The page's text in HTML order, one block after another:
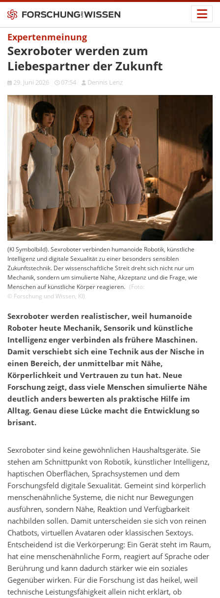
Expertenmeinung
Sexroboter werden zum
Liebespartner der Zukunft
29. Juni 2026 07:54 Dennis Lenz
(KI Symbolbild). Sexroboter verbinden humanoide Robotik, künstliche
Intelligenz und digitale Sexualität zu einer besonders sensiblen
Zukunftstechnik. Der wissenschaftliche Streit dreht sich nicht nur um
Mechanik, sondern um simulierte Nähe, Akzeptanz und die Frage, wie
Menschen auf künstliche Körper reagieren. (Foto:
© Forschung und Wissen, KI)
Sexroboter werden realistischer, weil humanoide
Roboter heute Mechanik, Sensorik und künstliche
Intelligenz enger verbinden als frühere Maschinen.
Damit verschiebt sich eine Technik aus der Nische in
einen Bereich, der unmittelbar mit Nähe,
Körperlichkeit und Vertrauen zu tun hat. Neue
Forschung zeigt, dass viele Menschen simulierte Nähe
deutlich anders bewerten als praktische Hilfe im
Alltag. Genau diese Lücke macht die Entwicklung so
brisant.
Sexroboter sind keine gewöhnlichen Haushaltsgeräte. Sie
stehen am Schnittpunkt von Robotik, künstlicher Intelligenz,
haptischen Oberflächen, Sprachsystemen und dem
Forschungsfeld digitale Sexualität. Gemeint sind körperlich
menschenähnliche Systeme, die nicht nur Bewegungen
ausführen, sondern Nähe, Reaktion und Verfügbarkeit
nachbilden sollen. Damit unterscheiden sie sich von reinen
Chatbots, virtuellen Avataren oder klassischen Sextoys.
Entscheidend ist die Verkörperung: Ein Gerät steht im Raum,
hat eine menschenähnliche Form, reagiert auf Sprache oder
Berührung und kann dadurch stärker wie ein soziales
Gegenüber wirken. Für die Forschung ist das heikel, weil
technische Leistungsfähigkeit allein nicht erklärt, ob